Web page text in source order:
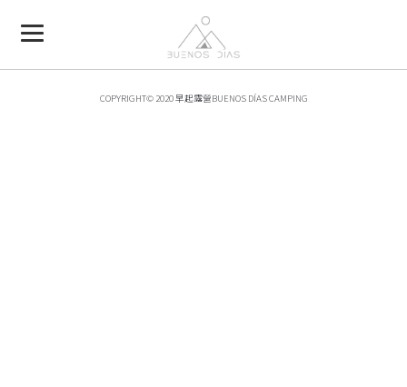
COPYRIGHT© 2020 早起露營BUENOS DÍAS CAMPING